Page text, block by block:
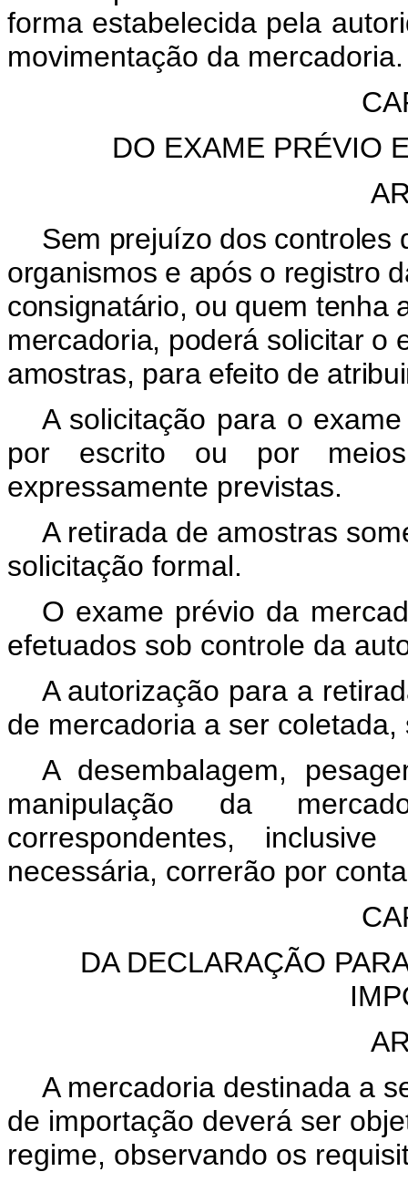
forma estabelecida pela
movimentação da mercadoria.
DO EXAME PRÉVIO
Sem prejuízo dos controles
organismos e após o registro
consignatário, ou quem tenha
mercadoria, poderá solicitar o
amostras, para efeito de
A solicitação para o
por escrito ou por meios
expressamente previstas.
A retirada de amostras
solicitação formal.
O exame prévio da
efetuados sob controle da
A autorização para a
de mercadoria a ser
A desembalagem,
manipulação da
correspondentes,
necessária, correrão por
DA DECLARAÇÃO
A mercadoria destinada a
de importação deverá ser
regime, observando os